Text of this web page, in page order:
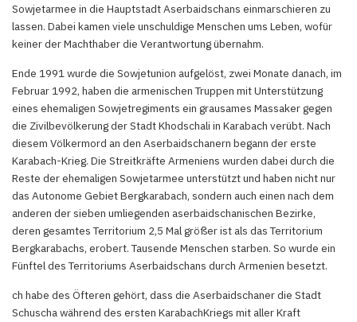
Sowjetarmee in die Hauptstadt Aserbaidschans einmarschieren zu
lassen. Dabei kamen viele unschuldige Menschen ums Leben, wofür
keiner der Machthaber die Verantwortung übernahm.
Ende 1991 wurde die Sowjetunion aufgelöst, zwei Monate danach, im
Februar 1992, haben die armenischen Truppen mit Unterstützung
eines ehemaligen Sowjetregiments ein grausames Massaker gegen
die Zivilbevölkerung der Stadt Khodschali in Karabach verübt. Nach
diesem Völkermord an den Aserbaidschanern begann der erste
Karabach-Krieg. Die Streitkräfte Armeniens wurden dabei durch die
Reste der ehemaligen Sowjetarmee unterstützt und haben nicht nur
das Autonome Gebiet Bergkarabach, sondern auch einen nach dem
anderen der sieben umliegenden aserbaidschanischen Bezirke,
deren gesamtes Territorium 2,5 Mal größer ist als das Territorium
Bergkarabachs, erobert. Tausende Menschen starben. So wurde ein
Fünftel des Territoriums Aserbaidschans durch Armenien besetzt.
ch habe des Öfteren gehört, dass die Aserbaidschaner die Stadt
Schuscha während des ersten KarabachKriegs mit aller Kraft